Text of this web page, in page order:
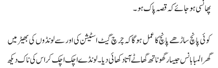
پھانسی ہوجائے کہ قصہ پاک ہو۔
کوئی پانچ ساڑھے پانچ کا عمل ہوگا کہ چرچ گیٹ اسٹیشن کی اور سے لونڈوں کی بھیڑ میں
گھرا لمبا بانس جیسا رگھو ناتھ گھاٹے آتا دکھائی دیا۔ لونڈے اچک اچک کر اس کی ناک دیکھ